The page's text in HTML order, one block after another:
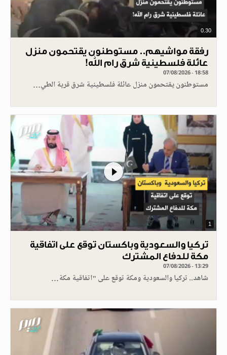
0.30
رفقة مواشيهم.. مستوطنون يقتحمون منزل
عائلة فلسطينية شرق رام الله!
07/08/2026 - 18:58
مستوطنون يقتحمون منزل عائلة فلسطينية شرق قرية الطي…
1
تركيا والسعودية وباكستان توقع على اتفاقية
مكة للدفاع المشترك
07/08/2026 - 13:29
شاهد.. تركيا والسعودية ومكة توقع على "اتفاقية مكة…